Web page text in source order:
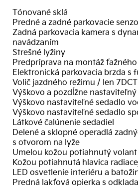
Tónované sklá
Predné a zadné parkovacie
Zadná parkovacia kamera s
navádzaním
Strešné lyžiny
Predpríprava na montáž
Elektronická parkovacia brzda s
Volič jazdného režimu / len 7DCT
Výškovo a pozdĺžne
Výškovo nastaviteľné sedadlo
Výškovo nastaviteľné sedadlo
Látkové čalúnenie sedadiel
Delené a sklopné operadlá
s otvorom na lyže
Umelou kožou potiahnutý volant
Kožou potiahnutá hlavica
LED osvetlenie interiéru a
Predná lakťová opierka s